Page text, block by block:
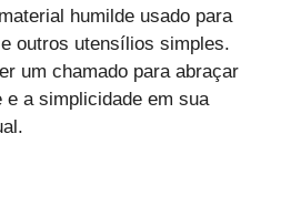
humilde usado para
outros utensílios simples.
um chamado para abraçar
e a simplicidade em sua